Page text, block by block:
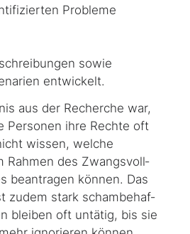
Probleme
sowie
entwickelt.
aus der Recherche war,
Personen ihre Rechte oft
wissen, welche
Rahmen des Zwangs­voll­
beantragen können. Das
zudem stark scham­be­haf­
bleiben oft untätig, bis sie